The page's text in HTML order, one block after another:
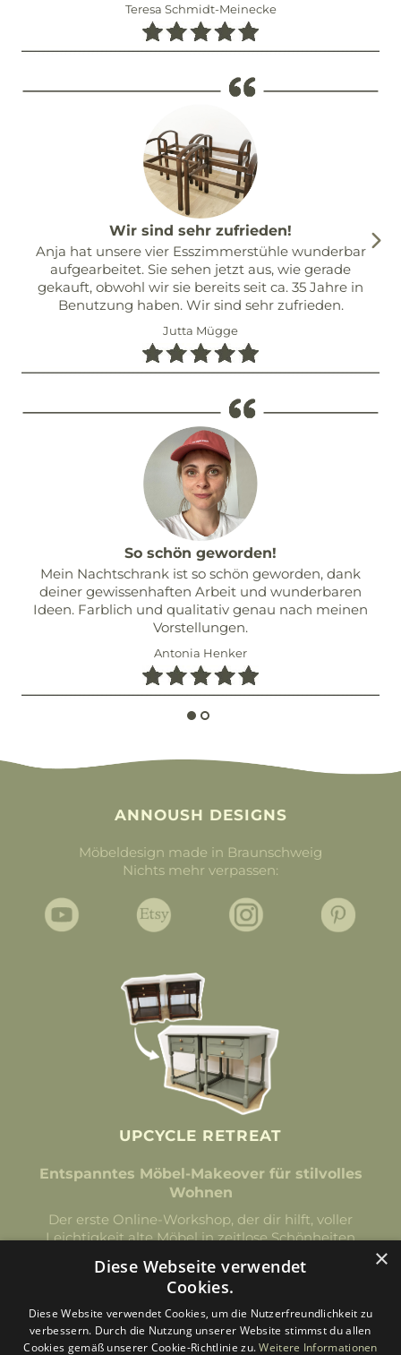
Teresa Schmidt-Meinecke
Wir sind sehr zufrieden!
Anja hat unsere vier Esszimmerstühle wunderbar
aufgearbeitet. Sie sehen jetzt aus, wie gerade
gekauft, obwohl wir sie bereits seit ca. 35 Jahre in
Benutzung haben. Wir sind sehr zufrieden.
Jutta Mügge
So schön geworden!
Mein Nachtschrank ist so schön geworden, dank
deiner gewissenhaften Arbeit und wunderbaren
Ideen. Farblich und qualitativ genau nach meinen
Vorstellungen.
Antonia Henker
ANNOUSH DESIGNS
Möbeldesign made in Braunschweig
Nichts mehr verpassen:
UPCYCLE RETREAT
Entspanntes Möbel-Makeover für stilvolles
Wohnen
Der erste Online-Workshop, der dir hilft, voller
Leichtigkeit alte Möbel in zeitlose Schönheiten
×
Diese Webseite verwendet
Cookies.
Diese Website verwendet Cookies, um die Nutzerfreundlichkeit zu
verbessern. Durch die Nutzung unserer Website stimmst du allen
Cookies gemäß unserer Cookie-Richtlinie zu.Weitere Informationen